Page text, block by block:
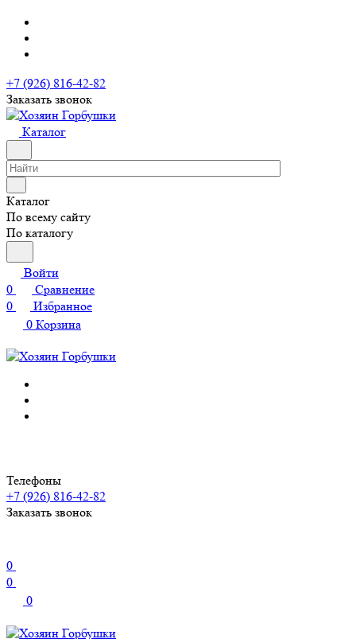
+7 (926) 816-42-82
Заказать звонок
Каталог
Каталог
По всему сайту
По каталогу
Войти
0
Сравнение
0
Избранное
0 Корзина
Телефоны
+7 (926) 816-42-82
Заказать звонок
0
0
0